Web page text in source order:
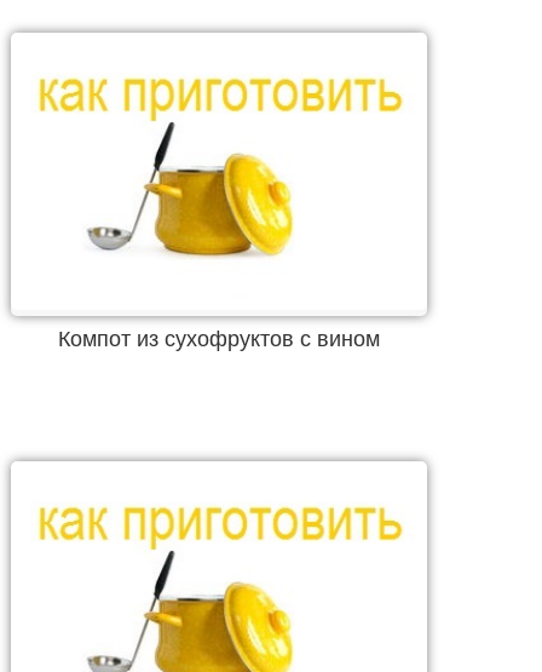
Компот из сухофруктов с вином